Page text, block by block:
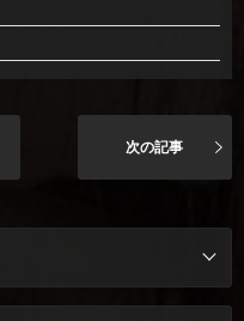
次の記事